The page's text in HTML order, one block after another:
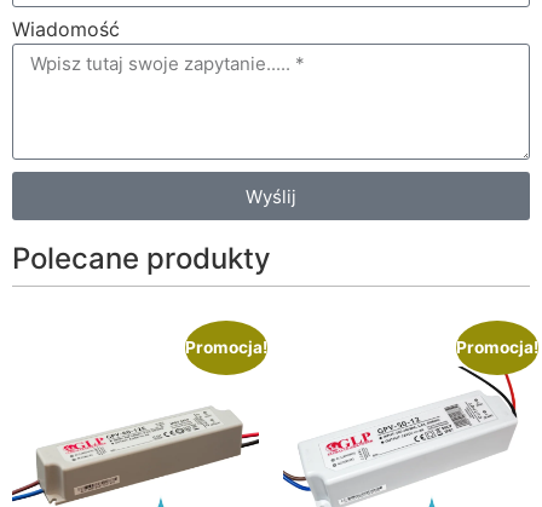
Wiadomość
Wyślij
Polecane produkty
Promocja! Promocja!